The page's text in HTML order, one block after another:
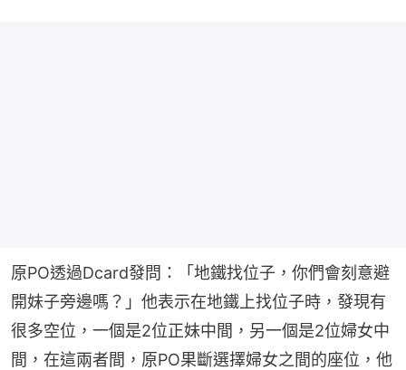
原PO透過Dcard發問：「地鐵找位子，你們會刻意避
開妹子旁邊嗎？」他表示在地鐵上找位子時，發現有
很多空位，一個是2位正妹中間，另一個是2位婦女中
間，在這兩者間，原PO果斷選擇婦女之間的座位，他